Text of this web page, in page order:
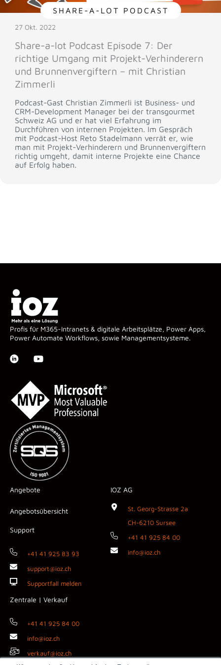
SHARE-A-LOT PODCAST
27 Okt. 2022
Share-a-lot Podcast Episode 7: Der
richtige Umgang mit Projekt-Verhinderern
und Brunnenvergiftern – mit Christian
Zimmerli
Podcast-Gast Christian Zimmerli ist Business- und
CRM-Development Manager bei der transgourmet
Schweiz AG und er hat viel Erfahrung im
Durchführen von internen Projekten. Im Gespräch
mit Podcast-Host Reto Stadelmann verrät er, wie
man mit Projekt-Verhinderern und Brunnenvergiftern
richtig umgeht, damit interne Projekte eine Chance
auf Erfolg haben.
Profis für M365-Intranets & digitale Arbeitsplätze, Power Apps,
Power Automate Workflows, sowie Managementsysteme.
Angebote
Angebotsübersicht
Support
+41 41 925 83 93
support@ioz.ch
Supportfall melden
Zentrale | Verkauf
+41 41 925 84 00
info@ioz.ch
verkauf@ioz.ch
IOZ AG
St. Georg-Strasse 2a
CH-6210 Sursee
+41 41 925 84 00
info@ioz.ch